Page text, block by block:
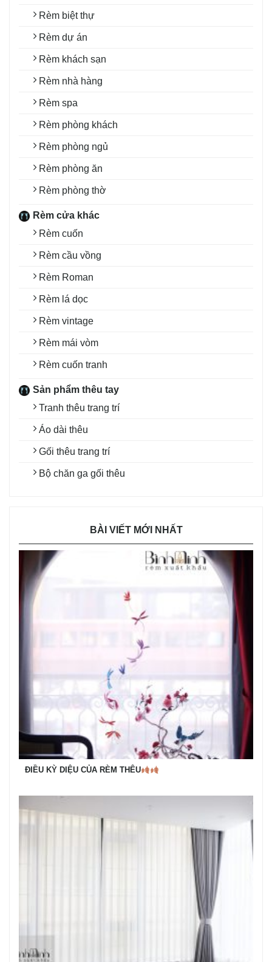
Rèm biệt thự
Rèm dự án
Rèm khách sạn
Rèm nhà hàng
Rèm spa
Rèm phòng khách
Rèm phòng ngủ
Rèm phòng ăn
Rèm phòng thờ
Rèm cửa khác
Rèm cuốn
Rèm cầu vồng
Rèm Roman
Rèm lá dọc
Rèm vintage
Rèm mái vòm
Rèm cuốn tranh
Sản phẩm thêu tay
Tranh thêu trang trí
Áo dài thêu
Gối thêu trang trí
Bộ chăn ga gối thêu
BÀI VIẾT MỚI NHẤT
ĐIỀU KỲ DIỆU CỦA RÈM THÊU